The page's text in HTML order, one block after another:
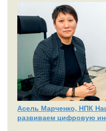
Асель Марченко, НПК
развиваем цифровую